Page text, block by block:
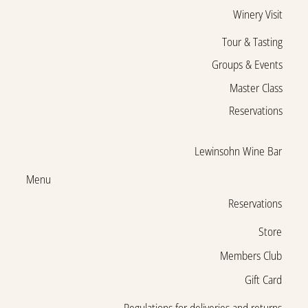
Winery Visit
Tour & Tasting
Groups & Events
Master Class
Reservations
Lewinsohn Wine Bar
Menu
Reservations
Store
Gift Card
Members Club